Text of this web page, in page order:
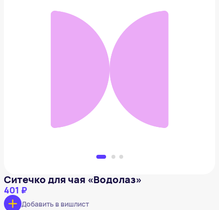
Ситечко для чая «Водолаз»
401 ₽
Добавить в вишлист
Ситечко для чая «Водолаз»
401 ₽
Добавить в вишлист